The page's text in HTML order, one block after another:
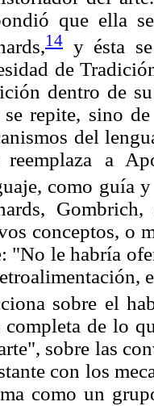
que ella
14 y ésta
de
dentro de
se repite, sino
del
reemplaza a
como guía
conceptos, o
"No le habría
sobre el
completa de lo
sobre las
con los
como un